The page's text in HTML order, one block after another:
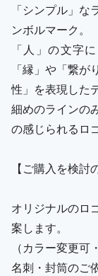
「シンプル」
ンボルマーク。
「人」の文字
「縁」や「繋
性」を表現した
細めのラインの
の感じられるロ
【ご購入を検討
オリジナルのロ
案します。
（カラー変更可
名刺・封筒のご